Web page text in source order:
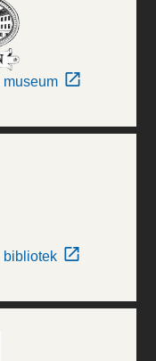
museum
bibliotek